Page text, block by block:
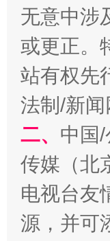
无意中涉
或更正。
站有权先
法制/新
二、 中国
传媒（北
电视台友
源，并可